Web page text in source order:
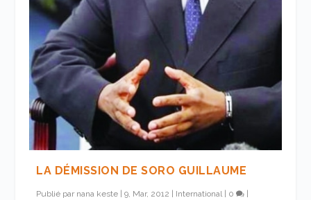
LA DÉMISSION DE SORO GUILLAUME
Publié par nana keste |9, Mar, 2012 International| 0